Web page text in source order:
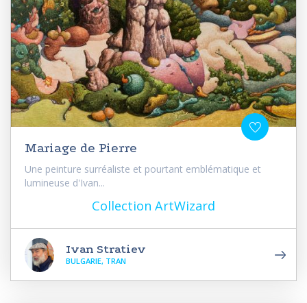
Mariage de Pierre
Une peinture surréaliste et pourtant emblématique et
lumineuse d'Ivan...
Collection ArtWizard
Ivan Stratiev
BULGARIE, TRAN